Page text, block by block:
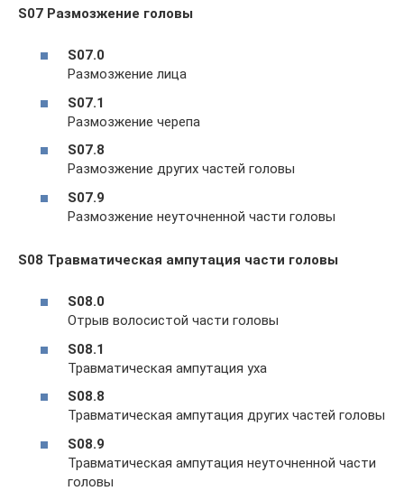
S07 Размозжение головы
S07.0
Размозжение лица
S07.1
Размозжение черепа
S07.8
Размозжение других частей головы
S07.9
Размозжение неуточненной части головы
S08 Травматическая ампутация части головы
S08.0
Отрыв волосистой части головы
S08.1
Травматическая ампутация уха
S08.8
Травматическая ампутация других частей головы
S08.9
Травматическая ампутация неуточненной части
головы